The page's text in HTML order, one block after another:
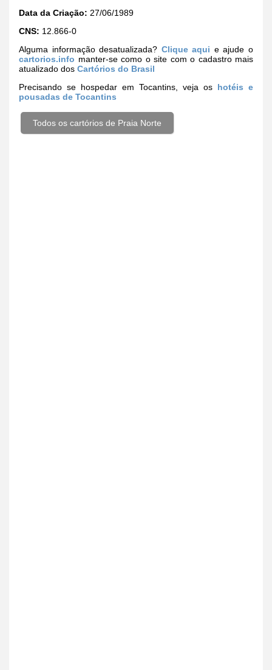
Data da Criação: 27/06/1989
CNS: 12.866-0
Alguma informação desatualizada? Clique aqui e ajude o
cartorios.info manter-se como o site com o cadastro mais
atualizado dos Cartórios do Brasil
Precisando se hospedar em Tocantins, veja os hotéis e
pousadas de Tocantins
Todos os cartórios de Praia Norte